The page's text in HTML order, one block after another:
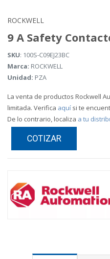
ROCKWELL
9 A Safety
SKU: 100S-C09EJ23BC
Marca: ROCKWELL
Unidad: PZA
La venta de productos Rockwell
limitada. Verifica aquí si te
De lo contrario, localiza a tu
COTIZAR